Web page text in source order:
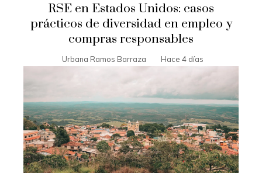
RSE en Estados Unidos: casos
prácticos de diversidad en empleo y
compras responsables
Urbana Ramos Barraza Hace 4 días